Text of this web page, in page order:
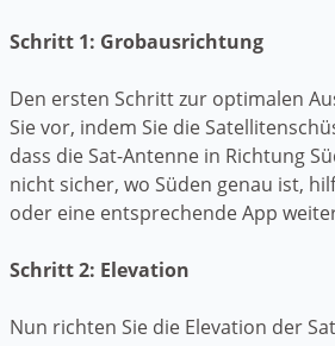
Schritt 1: Grobausrichtung
Den ersten Schritt zur optimalen
Sie vor, indem Sie die
dass die Sat-Antenne in Richtung
nicht sicher, wo Süden genau ist,
oder eine entsprechende App
Schritt 2: Elevation
Nun richten Sie die Elevation der